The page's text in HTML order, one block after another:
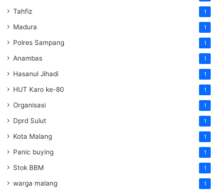
Tahfiz 1
Madura 1
Polres Sampang 1
Anambas 1
Hasanul Jihadi 1
HUT Karo ke-80 1
Organisasi 1
Dprd Sulut 1
Kota Malang 1
Panic buying 1
Stok BBM 1
warga malang 1